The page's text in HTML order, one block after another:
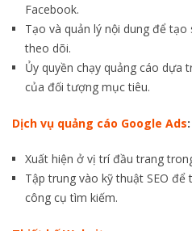
Facebook.
Tạo và quản lý nội dung để
theo dõi.
Ủy quyền chạy quảng cáo dựa
của đối tượng mục tiêu.
Dịch vụ quảng cáo Google Ads:
Xuất hiện ở vị trí đầu trang
Tập trung vào kỹ thuật SEO
công cụ tìm kiếm.